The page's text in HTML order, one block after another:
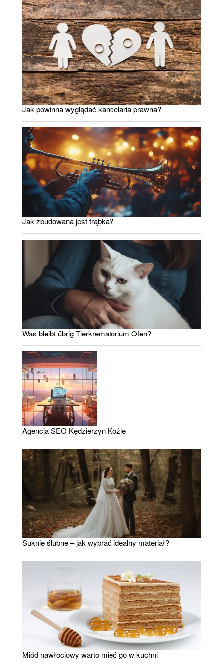
Jak powinna wyglądać kancelaria prawna?
Jak zbudowana jest trąbka?
Was bleibt übrig Tierkrematorium Ofen?
Agencja SEO Kędzierzyn Koźle
Suknie ślubne – jak wybrać idealny materiał?
Miód nawłociowy warto mieć go w kuchni